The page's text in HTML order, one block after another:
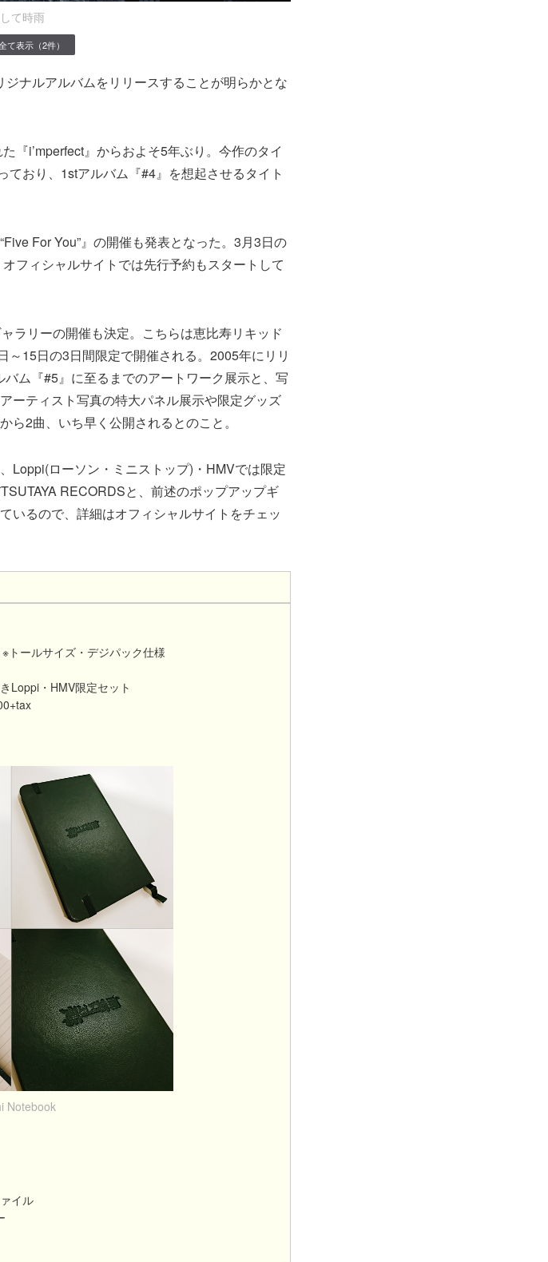
て時雨
て表示（2件）
ナルアルバムをリリースすることが明らかとな
『i’mperfect』からおよそ5年ぶり。今作のタイ
ており、1stアルバム『#4』を想起させるタイト
For You”』の開催も発表となった。3月3日の
フィシャルサイトでは先行予約もスタートして
ラリーの開催も決定。こちらは恵比寿リキッド
15日の3日間限定で開催される。2005年にリリ
ム『#5』に至るまでのアートワーク展示と、写
ーティスト写真の特大パネル展示や限定グッズ
2曲、いち早く公開されるとのこと。
Loppi(ローソン・ミニストップ)・HMVでは限定
RECORDSと、前述のポップアップギ
いるので、詳細はオフィシャルサイトをチェッ
トールサイズ・デジパック仕様
Loppi・HMV限定セット
Notebook
イル